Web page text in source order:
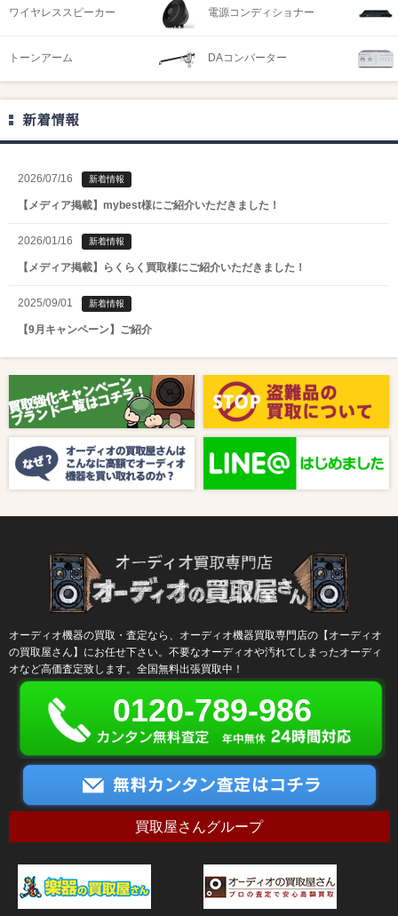
ワイヤレススピーカー 電源コンディショナー
トーンアーム DAコンバーター
新着情報
2026/07/16 新着情報
【メディア掲載】mybest様にご紹介いただきました！
2026/01/16 新着情報
【メディア掲載】らくらく買取様にご紹介いただきました！
2025/09/01 新着情報
【9月キャンペーン】ご紹介
【8月キャンペーン】ご紹介
2024/10/04 新着情報
【ラジオ番組放送のお知らせ】
オーディオ機器の買取・査定なら、オーディオ機器買取専門店の【オーディオ
の買取屋さん】にお任せ下さい。不要なオーディオや汚れてしまったオーディ
オなど高価査定致します。全国無料出張買取中！
0120-789-986
買取屋さんグループ